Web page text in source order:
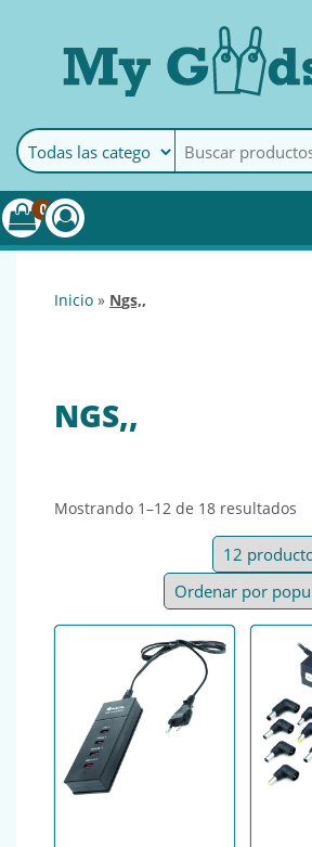
MyGoods ·
My
online
0
inicio » ngs,,
NGS,,
Mostrando 1–12 de 18 resultados